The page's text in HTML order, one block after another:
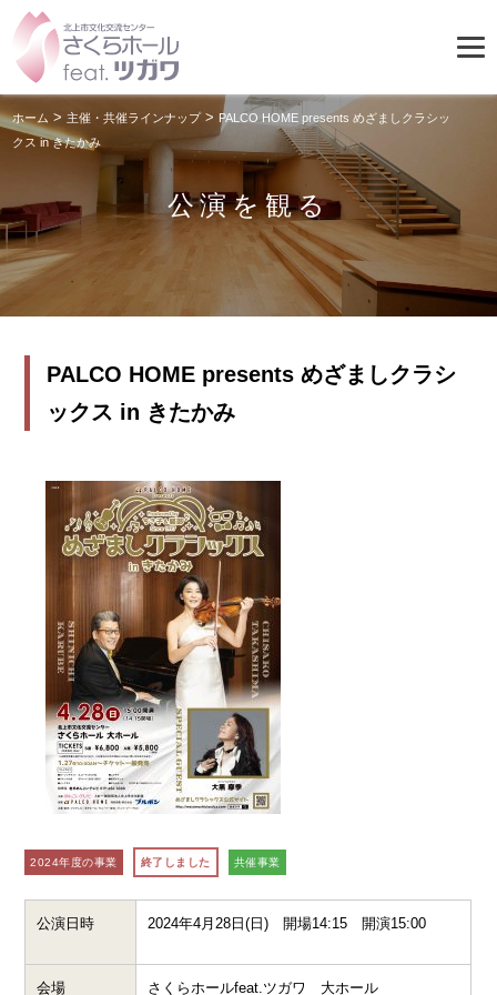
公演を観る
ホーム >主催・共催ラインナップ> PALCO HOME presents めざましクラシッ
クス in きたかみ
PALCO HOME presents めざましクラシ
ックス in きたかみ
2024年度の事業 終了しました 共催事業
公演日時 2024年4月28日(日) 開場14:15 開演15:00
会場 さくらホールfeat.ツガワ 大ホール